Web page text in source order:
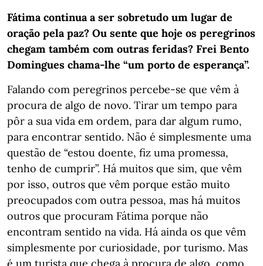
Fátima continua a ser sobretudo um lugar de
oração pela paz? Ou sente que hoje os peregrinos
chegam também com outras feridas? Frei Bento
Domingues chama-lhe “um porto de esperança”.
Falando com peregrinos percebe-se que vêm à
procura de algo de novo. Tirar um tempo para
pôr a sua vida em ordem, para dar algum rumo,
para encontrar sentido. Não é simplesmente uma
questão de “estou doente, fiz uma promessa,
tenho de cumprir”. Há muitos que sim, que vêm
por isso, outros que vêm porque estão muito
preocupados com outra pessoa, mas há muitos
outros que procuram Fátima porque não
encontram sentido na vida. Há ainda os que vêm
simplesmente por curiosidade, por turismo. Mas